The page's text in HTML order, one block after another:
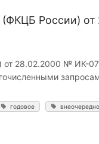
(ФКЦБ России)
28.02.2000 № ИК-
годовое